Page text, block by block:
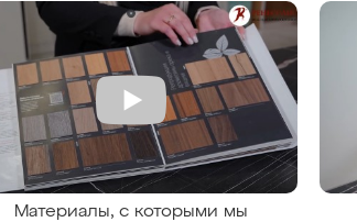
Материалы, с которыми мы